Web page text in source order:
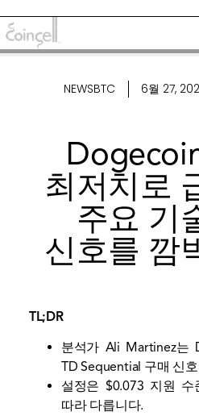
NEWSBTC 6월 27,
최저치로
주요 기
신호를 깜
TL;DR
분석가 Ali Martinez는
TD Sequential 구매 신
설정은 $0.073 지원 수
따라 다릅니다.